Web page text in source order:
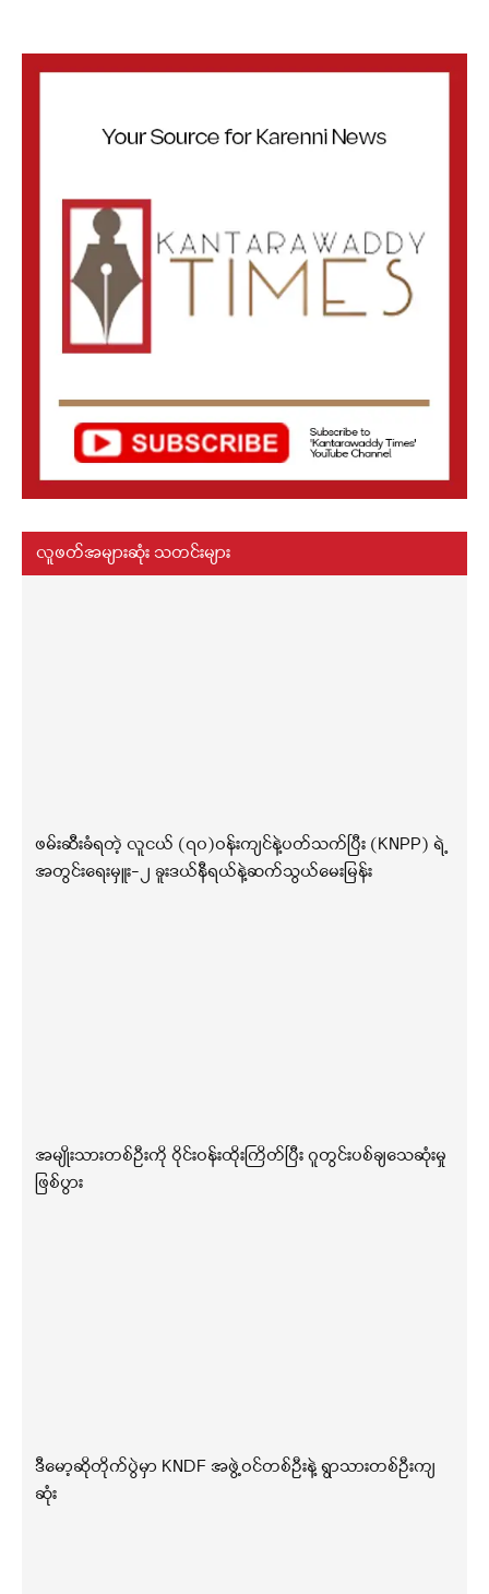
လူဖတ်အများဆုံး သတင်းများ
ဖမ်းဆီးခံရတဲ့ လူငယ် (၇၀)ဝန်းကျင်နဲ့ပတ်သက်ပြီး (KNPP) ရဲ့
အတွင်းရေးမှူး-၂ ခူးဒယ်နီရယ်နဲ့ဆက်သွယ်မေးမြန်း
အမျိုးသားတစ်ဦးကို ဝိုင်းဝန်းထိုးကြိတ်ပြီး ဂူတွင်းပစ်ချသေဆုံးမှု
ဖြစ်ပွား
ဒီမော့ဆိုတိုက်ပွဲမှာ KNDF အဖွဲ့ဝင်တစ်ဦးနဲ့ ရွာသားတစ်ဦးကျ
ဆုံး